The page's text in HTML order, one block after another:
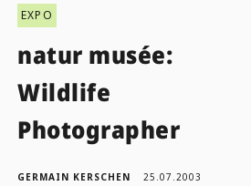
EXPO
natur musée:
Wildlife
Photographer
GERMAIN KERSCHEN 25.07.2003